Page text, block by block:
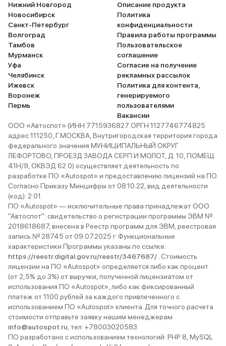
Нижний Новгород
Новосибирск
Санкт-Петербург
Волгоград
Тамбов
Мурманск
Уфа
Челябинск
Ижевск
Воронеж
Пермь
Описание продукта
Политика
конфиденциальности
Правила работы программы
Пользовательское
соглашение
Согласие на получение
рекламных рассылок
Политика для контента,
генерируемого
пользователями
Вакансии
ООО «Автоспот» (ИНН 7715936827 ОРГН 1127746774825
адрес 111250, Г.МОСКВА, Внутригородская территория города
федерального значения МУНИЦИПАЛЬНЫЙ ОКРУГ
ЛЕФОРТОВО, ПРОЕЗД ЗАВОДА СЕРП И МОЛОТ, Д. 10, ПОМЕЩ.
41Н/9, ОКВЭД 62.0) осуществляет деятельность по
разработке ПО «Autospot» и предоставлению лицензий на ПО.
Согласно Приказу Минцифры от 08.10.22, вид деятельности
(код): 2.01.
ПО «Autospot» — исключительные права принадлежат ООО
"Автоспот": свидетельство о регистрации программы ЭВМ №
2018618687, внесена в Реестр программ для ЭВМ, реестровая
запись № 28745 от 09.07.2025 г. Функциональные
характеристики Программы указаны по ссылке:
https://reestr.digital.gov.ru/reestr/3467687/ . Стоимость
лицензии на ПО «Autospot» определяется либо как процент
(от 2,5% до 3%) от выручки, полученной лицензиатом от
использования ПО «Autospot», либо как фиксированный
платеж от 1100 рублей за каждого привлеченного с
использованием ПО «Autospot» клиента. Для точного расчета
стоимости отправьте заявку нашим менеджерам
info@autospot.ru , тел. +78003020583
ПО разработано с использованием технологий: PHP 8, MySQL